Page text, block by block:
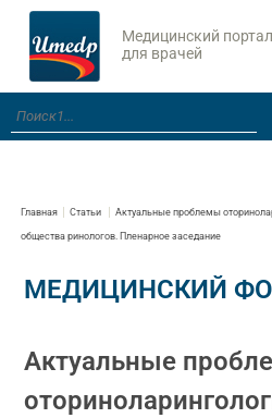
Медицинский портал
для врачей
Главная Статьи Актуальные проблемы
общества ринологов. Пленарное заседание
МЕДИЦИНСКИЙ
Актуальные